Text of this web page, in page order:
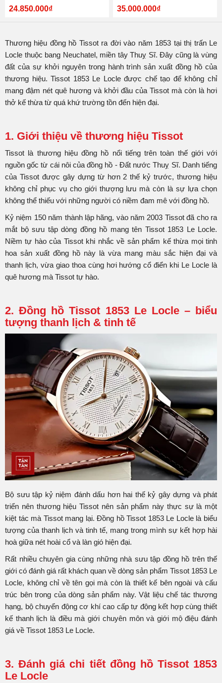
24.850.000₫ 35.000.000₫
Thương hiệu đồng hồ Tissot ra đời vào năm 1853 tại thị trấn Le
Locle thuộc bang Neuchatel, miền tây Thuỵ Sĩ. Đây cũng là vùng
đất của sự khởi nguyên trong hành trình sản xuất đồng hồ của
thương hiệu. Tissot 1853 Le Locle được chế tạo để không chỉ
mang đậm nét quê hương và khởi đầu của Tissot mà còn là hơi
thở kế thừa từ quá khứ trường tồn đến hiện đại.
1. Giới thiệu về thương hiệu Tissot
Tissot là thương hiệu đồng hồ nổi tiếng trên toàn thế giới với
nguồn gốc từ cái nôi của đồng hồ - Đất nước Thuỵ Sĩ. Danh tiếng
của Tissot được gây dựng từ hơn 2 thế kỷ trước, thương hiệu
không chỉ phục vụ cho giới thượng lưu mà còn là sự lựa chọn
không thể thiếu với những người có niềm đam mê với đồng hồ.
Kỷ niệm 150 năm thành lập hãng, vào năm 2003 Tissot đã cho ra
mắt bộ sưu tập dòng đồng hồ mang tên Tissot 1853 Le Locle.
Niềm tự hào của Tissot khi nhắc về sản phẩm kế thừa mọi tinh
hoa sản xuất đồng hồ này là vừa mang màu sắc hiện đại và
thanh lịch, vừa giao thoa cùng hơi hướng cổ điển khi Le Locle là
quê hương mà Tissot tự hào.
2. Đồng hồ Tissot 1853 Le Locle – biểu
tượng thanh lịch & tinh tế
Bộ sưu tập kỷ niệm đánh dấu hơn hai thế kỷ gây dựng và phát
triển nên thương hiệu Tissot nên sản phẩm này thực sự là một
kiệt tác mà Tissot mang lại. Đồng hồ Tissot 1853 Le Locle là biểu
tượng của thanh lịch và tinh tế, mang trong mình sự kết hợp hài
hoà giữa nét hoài cổ và làn gió hiện đại.
Rất nhiều chuyên gia cùng những nhà sưu tập đồng hồ trên thế
giới có đánh giá rất khách quan về dòng sản phẩm Tissot 1853 Le
Locle, không chỉ về tên gọi mà còn là thiết kế bên ngoài và cấu
trúc bên trong của dòng sản phẩm này. Vật liệu chế tác thượng
hạng, bộ chuyển động cơ khí cao cấp tự động kết hợp cùng thiết
kế thanh lịch là điều mà giới chuyên môn và giới mộ điệu đánh
giá về Tissot 1853 Le Locle.
3. Đánh giá chi tiết đồng hồ Tissot 1853
Le Locle